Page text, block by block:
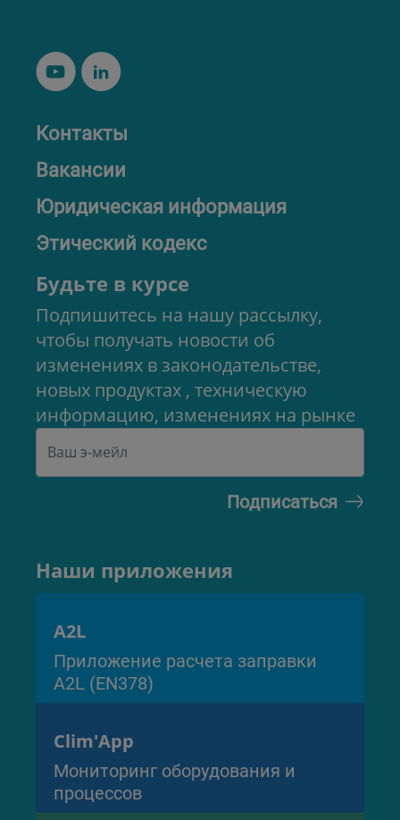
Контакты
Вакансии
Юридическая информация
Этический кодекс
Будьте в курсе
Подпишитесь на нашу рассылку,
чтобы получать новости об
изменениях в законодательстве,
новых продуктах , техническую
информацию, изменениях на рынке
Наши приложения
A2L
Приложение расчета заправки
A2L (EN378)
Clim'App
Мониторинг оборудования и
процессов